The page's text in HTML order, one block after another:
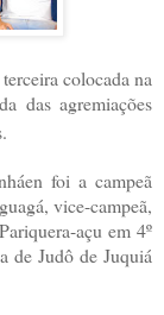
colocada na
das agremiações
foi a campeã
vice-campeã,
açu em 4º
de Judô de Juquiá